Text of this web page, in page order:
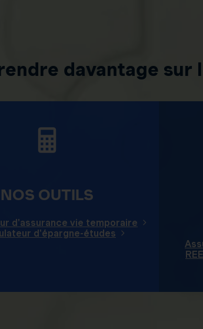
davantage sur
NOS OUTILS
d'assurance vie temporaire
d'épargne-études